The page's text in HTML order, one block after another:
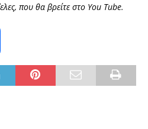
που θα βρείτε στο You Tube.